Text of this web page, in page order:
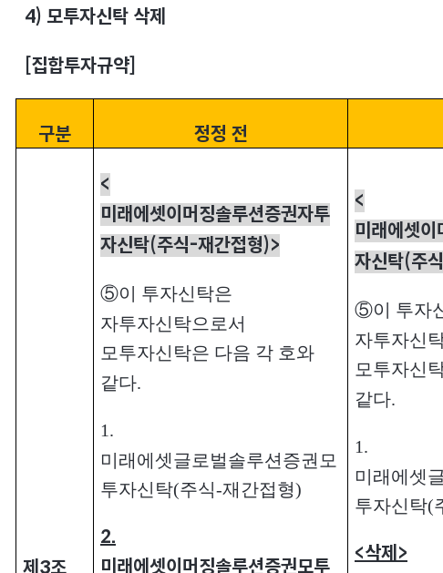
4) 모투자신탁 삭제
집합투자규약]
구분 정정 전
제3조
<
미래에셋이머징솔루션증권자투
자신탁(주식-재간접형)>
⑤이 투자신탁은
자투자신탁으로서
모투자신탁은 다음 각 호와
같다.
1.
미래에셋글로벌솔루션증권모
투자신탁(주식-재간접형)
2.
미래에셋이머징솔루션증권모투
<
미래에셋
자신탁(주
⑤이 투자
자투자신
모투자신
같다.
1.
미래에셋
투자신탁(
<삭제>